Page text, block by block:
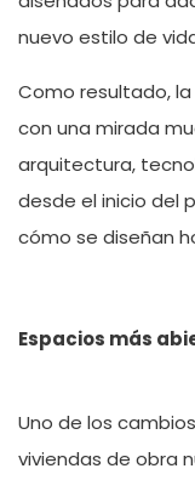
nuevo estilo de
Como resultado,
con una mirada
arquitectura,
desde el inicio del
cómo se diseñan
Espacios más
Uno de los
viviendas de obra